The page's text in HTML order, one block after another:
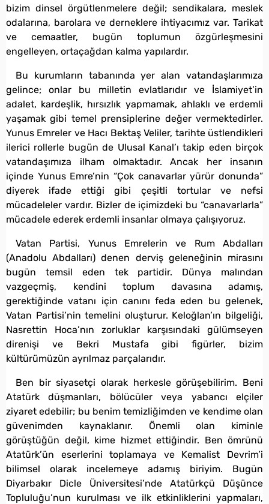
bizim dinsel örgütlenmelere değil; sendikalara, meslek
odalarına, barolara ve derneklere ihtiyacımız var. Tarikat
ve cemaatler, bugün toplumun özgürleşmesini
engelleyen, ortaçağdan kalma yapılardır.
Bu kurumların tabanında yer alan vatandaşlarımıza
gelince; onlar bu milletin evlatlarıdır ve İslamiyet’in
adalet, kardeşlik, hırsızlık yapmamak, ahlaklı ve erdemli
yaşamak gibi temel prensiplerine değer vermektedirler.
Yunus Emreler ve Hacı Bektaş Veliler, tarihte üstlendikleri
ilerici rollerle bugün de Ulusal Kanal’ı takip eden birçok
vatandaşımıza ilham olmaktadır. Ancak her insanın
içinde Yunus Emre’nin “Çok canavarlar yürür donunda”
diyerek ifade ettiği gibi çeşitli tortular ve nefsi
mücadeleler vardır. Bizler de içimizdeki bu “canavarlarla”
mücadele ederek erdemli insanlar olmaya çalışıyoruz.
Vatan Partisi, Yunus Emrelerin ve Rum Abdalları
(Anadolu Abdalları) denen derviş geleneğinin mirasını
bugün temsil eden tek partidir. Dünya malından
vazgeçmiş, kendini toplum davasına adamış,
gerektiğinde vatanı için canını feda eden bu gelenek,
Vatan Partisi’nin temelini oluşturur. Keloğlan’ın bilgeliği,
Nasrettin Hoca’nın zorluklar karşısındaki gülümseyen
direnişi ve Bekri Mustafa gibi figürler, bizim
kültürümüzün ayrılmaz parçalarıdır.
Ben bir siyasetçi olarak herkesle görüşebilirim. Beni
Atatürk düşmanları, bölücüler veya yabancı elçiler
ziyaret edebilir; bu benim temizliğimden ve kendime olan
güvenimden kaynaklanır. Önemli olan kiminle
görüştüğün değil, kime hizmet ettiğindir. Ben ömrünü
Atatürk’ün eserlerini toplamaya ve Kemalist Devrim’i
bilimsel olarak incelemeye adamış biriyim. Bugün
Diyarbakır Dicle Üniversitesi’nde Atatürkçü Düşünce
Topluluğu’nun kurulması ve ilk etkinliklerini yapmaları,